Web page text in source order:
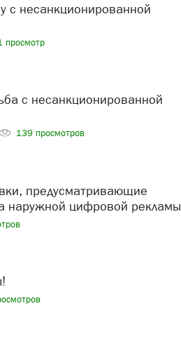
просмотр
139 просмотров
наружной цифровой рекламы